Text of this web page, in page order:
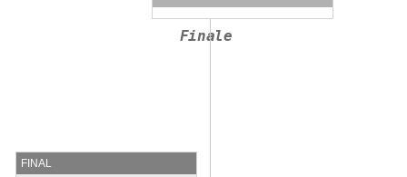
FINAL
Finale